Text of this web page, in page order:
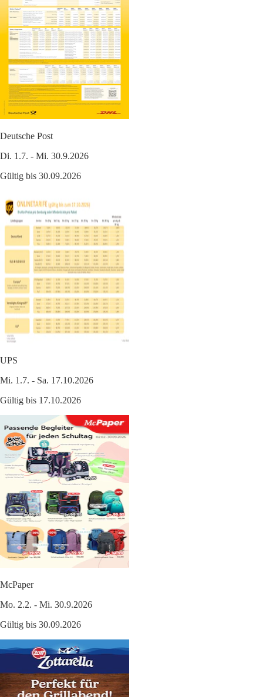
Deutsche Post
Di. 1.7. - Mi. 30.9.2026
Gültig bis 30.09.2026
UPS
Mi. 1.7. - Sa. 17.10.2026
Gültig bis 17.10.2026
McPaper
Mo. 2.2. - Mi. 30.9.2026
Gültig bis 30.09.2026